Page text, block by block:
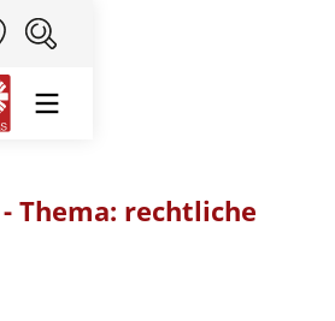
Thema: rechtliche